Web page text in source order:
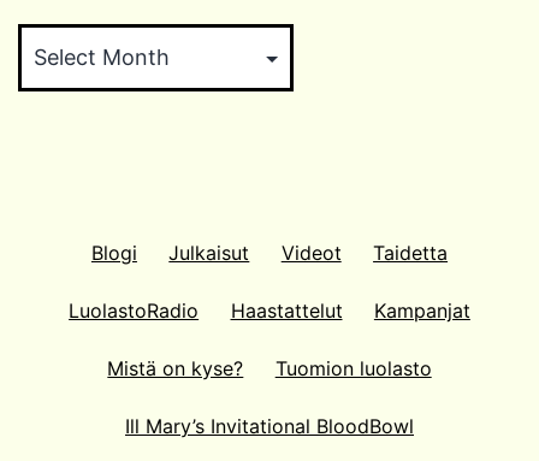
Blogi Julkaisut Videot Taidetta
LuolastoRadio Haastattelut Kampanjat
Mistä on kyse? Tuomion luolasto
Ill Mary’s Invitational BloodBowl